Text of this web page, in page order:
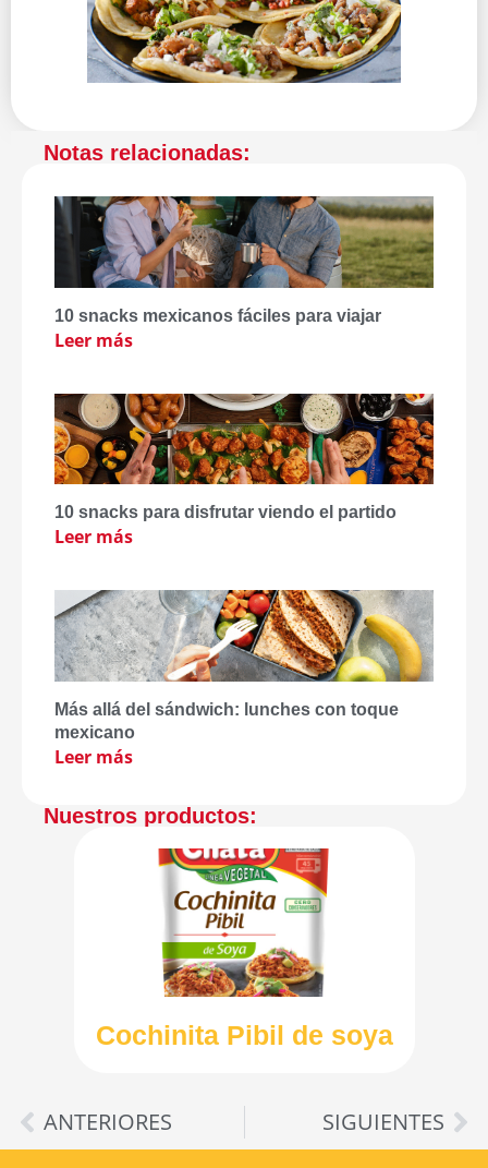
Notas relacionadas:
10 snacks mexicanos fáciles para viajar
Leer más
10 snacks para disfrutar viendo el partido
Leer más
Más allá del sándwich: lunches con toque
mexicano
Leer más
Nuestros productos:
Cochinita Pibil de soya
ANTERIORES SIGUIENTES